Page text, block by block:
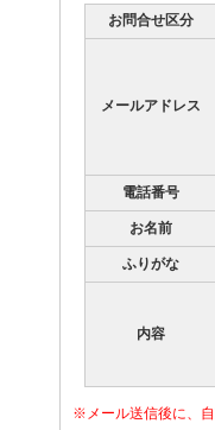
お問合せ区分
メールアドレス
電話番号
お名前
ふりがな
内容
※メール送信後に、